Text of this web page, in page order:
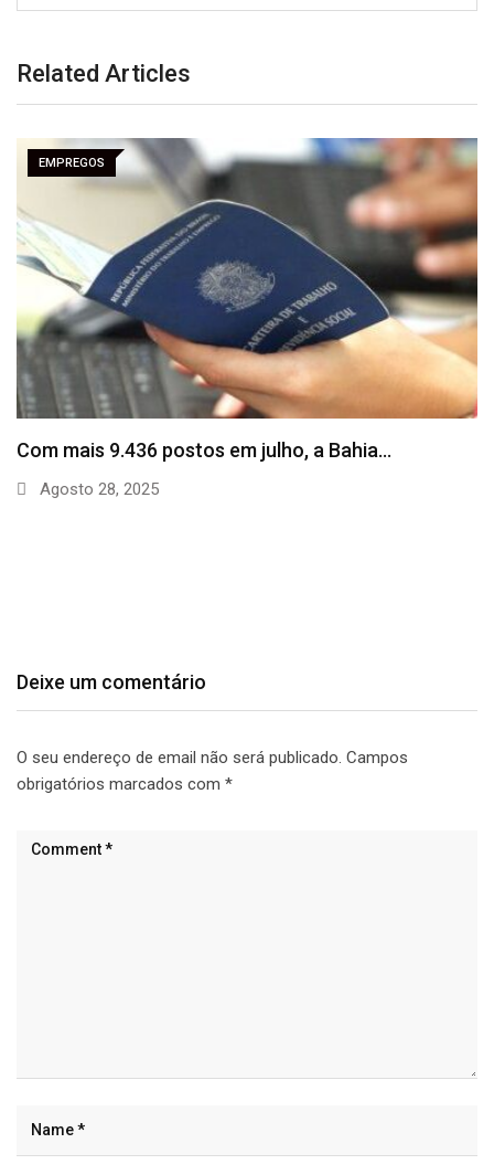
Related Articles
EMPREGOS
Deixe um comentário
O seu endereço de email não será publicado. Campos
obrigatórios marcados com *